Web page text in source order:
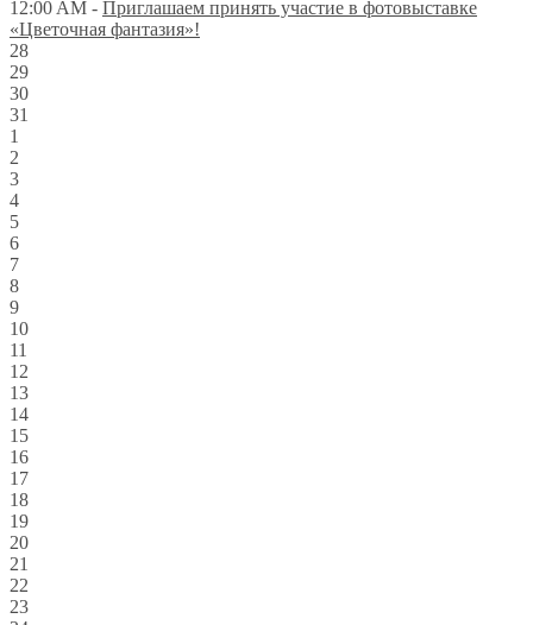
12:00 AM - Приглашаем принять участие в фотовыставке
«Цветочная фантазия»!
28
29
30
31
1
2
3
4
5
6
7
8
9
10
11
12
13
14
15
16
17
18
19
20
21
22
23